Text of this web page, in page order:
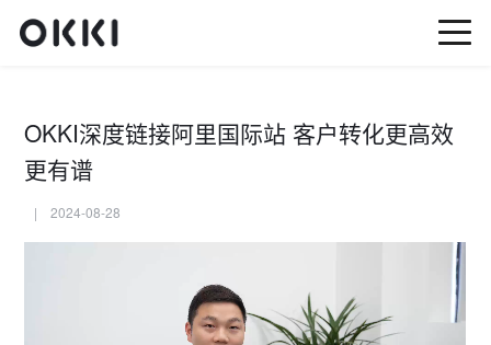
OKKI深度链接阿里国际站 客户转化更高效
更有谱
| 2024-08-28